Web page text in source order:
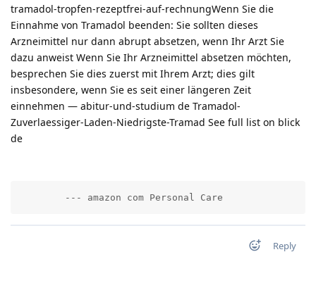
tramadol-tropfen-rezeptfrei-auf-rechnungWenn Sie die
Einnahme von Tramadol beenden: Sie sollten dieses
Arzneimittel nur dann abrupt absetzen, wenn Ihr Arzt Sie
dazu anweist Wenn Sie Ihr Arzneimittel absetzen möchten,
besprechen Sie dies zuerst mit Ihrem Arzt; dies gilt
insbesondere, wenn Sie es seit einer längeren Zeit
einnehmen — abitur-und-studium de Tramadol-
Zuverlaessiger-Laden-Niedrigste-Tramad See full list on blick
de
        --- amazon com Personal Care
Reply